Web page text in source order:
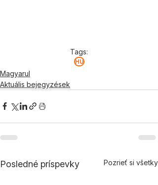
Tags:
HU
Magyarul
Aktuális bejegyzések
Posledné príspevky Pozrieť si všetky